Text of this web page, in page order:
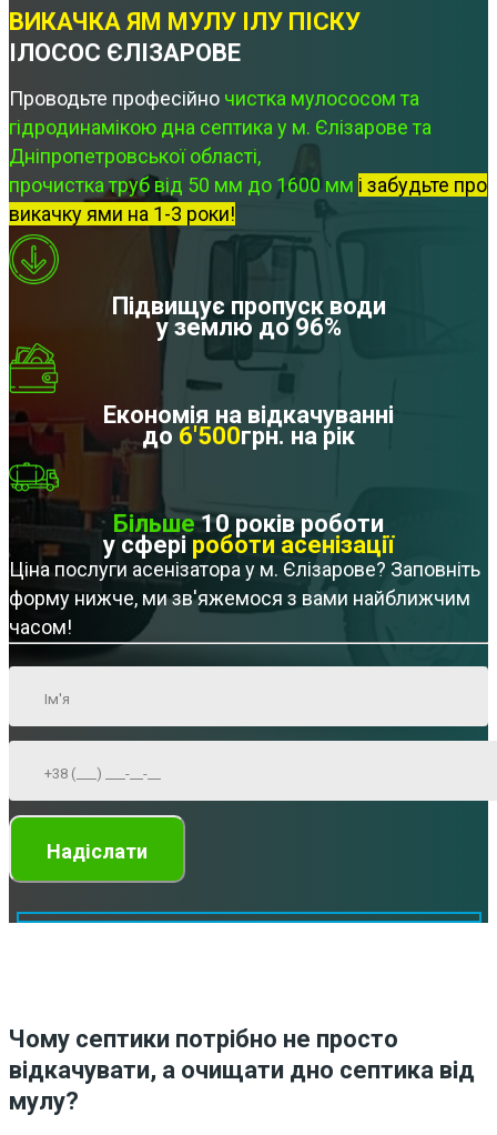
ВИКАЧКА ЯМ МУЛУ ІЛУ ПІСКУ
ІЛОСОС ЄЛІЗАРОВЕ
Проводьте професійно чистка мулососом та
гідродинамікою дна септика у м. Єлізарове та
Дніпропетровської області,
прочистка труб від 50 мм до 1600 мм і забудьте про
викачку ями на 1-3 роки!
Підвищує пропуск води
у землю до 96%
Економія на відкачуванні
до 6'500грн. на рік
Більше10 років роботи
у сфері роботи асенізації
Ціна послуги асенізатора у м. Єлізарове? Заповніть
форму нижче, ми зв'яжемося з вами найближчим
часом!
Чому септики потрібно не просто
відкачувати, а очищати дно септика від
мулу?